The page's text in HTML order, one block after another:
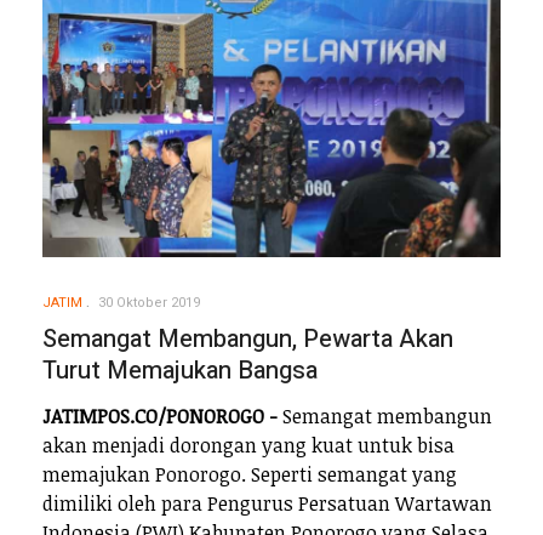
JATIM 30 Oktober 2019
Semangat Membangun, Pewarta Akan
Turut Memajukan Bangsa
JATIMPOS.CO/PONOROGO -Semangat membangun
akan menjadi dorongan yang kuat untuk bisa
memajukan Ponorogo. Seperti semangat yang
dimiliki oleh para Pengurus Persatuan Wartawan